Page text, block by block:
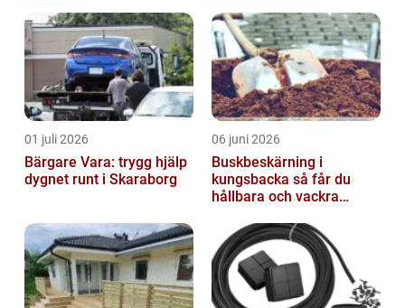
01 juli 2026
Bärgare Vara: trygg hjälp
dygnet runt i Skaraborg
06 juni 2026
Buskbeskärning i
kungsbacka så får du
hållbara och vackra